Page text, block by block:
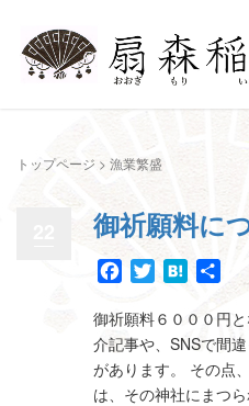
トップページ > 漁業繁盛
御祈願料に
FacebookTwitterHatena
有
御祈願料６０００円
介記事や、SNSで間
があります。 その点
は、その神社にまつ